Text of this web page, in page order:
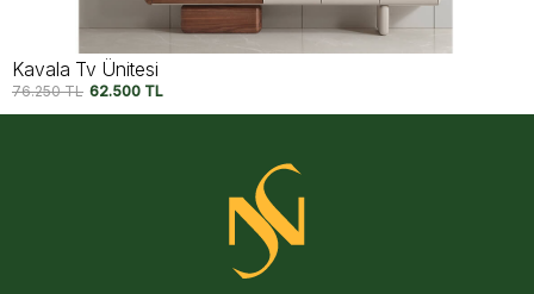
Kavala Tv Ünitesi
76.250TL 62.500 TL